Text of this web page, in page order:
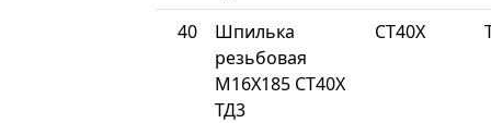
40
Шпилька
резьбовая
М16Х185 СТ40Х
ТД3
СТ40Х